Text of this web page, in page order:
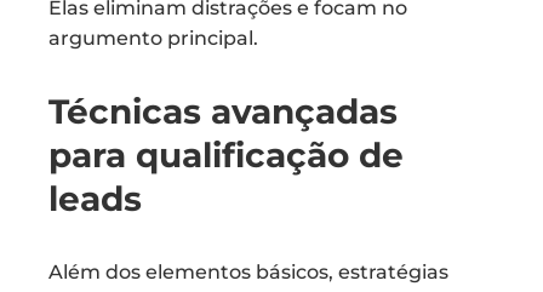
Elas eliminam distrações e focam no
argumento principal.
Técnicas avançadas
para qualificação de
leads
Além dos elementos básicos, estratégias